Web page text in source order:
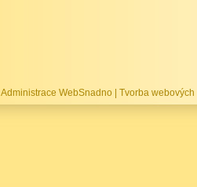
Administrace WebSnadno |Tvorba